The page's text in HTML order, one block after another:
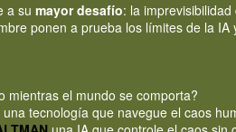
a su mayor desafío: la imprevisibilidad
ponen a prueba los límites de la IA
mientras el mundo se comporta?
tecnología que navegue el caos